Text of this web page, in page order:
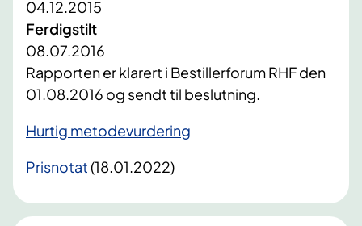
04.12.2015
Ferdigstilt
08.07.2016
​Rapporten er klarert i Bestillerforum RHF den
01.08.2016 og sendt til beslutning.
Hurtig metodevurdering
Prisnotat​ (18.01.2022)